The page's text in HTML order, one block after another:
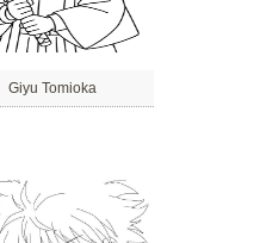
Giyu Tomioka